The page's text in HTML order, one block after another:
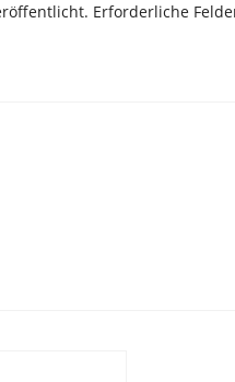
Erforderliche